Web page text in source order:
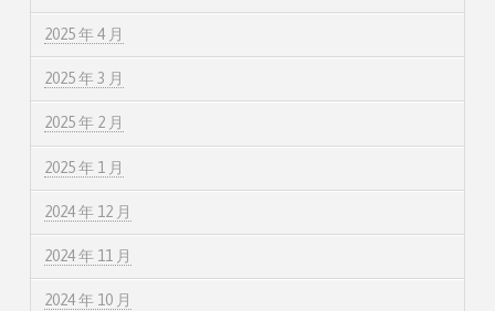
2025 年 4 月
2025 年 3 月
2025 年 2 月
2025 年 1 月
2024 年 12 月
2024 年 11 月
2024 年 10 月